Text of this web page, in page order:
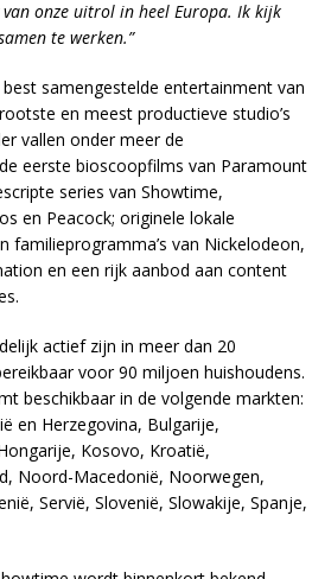
onze uitrol in heel Europa. Ik kijk
te werken.”
samengestelde entertainment van
en meest productieve studio’s
vallen onder meer de
eerste bioscoopfilms van Paramount
series van Showtime,
en Peacock; originele lokale
familieprogramma’s van Nickelodeon,
en een rijk aanbod aan content
actief zijn in meer dan 20
voor 90 miljoen huishoudens.
beschikbaar in de volgende markten:
en Herzegovina, Bulgarije,
Kosovo, Kroatië,
Noord-Macedonië, Noorwegen,
Servië, Slovenië, Slowakije, Spanje,